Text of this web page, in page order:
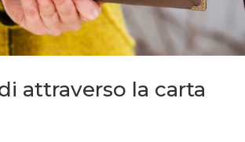
attraverso la carta